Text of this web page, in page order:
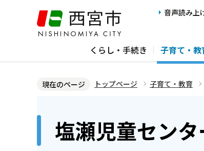
ジ
音声読み上
くらし・手続き 子育て・教
現在のページ トップページ 子育て・教育
塩瀬児童センタ